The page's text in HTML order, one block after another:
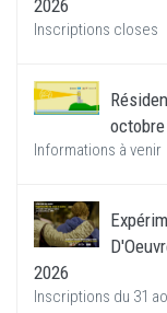
2026
Inscriptions closes
Informations à venir
2026
Inscriptions du 31